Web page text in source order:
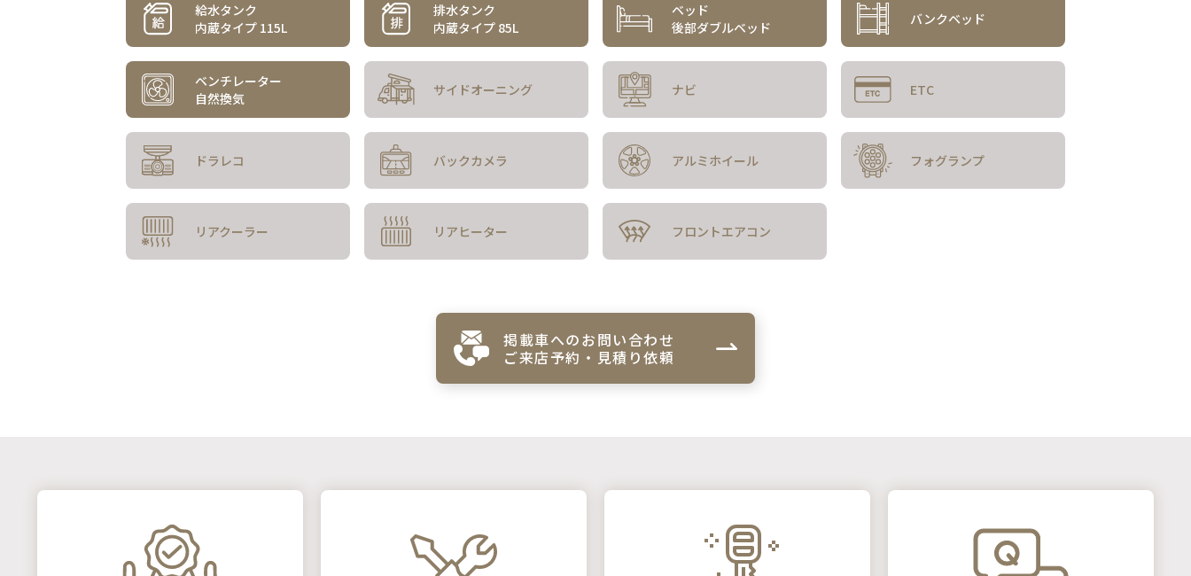
給水タンク
内蔵タイプ 115L
排水タンク
内蔵タイプ 85L
ベッド
後部ダブルベッド
バンクベッド
ベンチレーター
自然換気
サイドオーニング ナビ ETC
ドラレコ バックカメラ アルミホイール フォグランプ
リアクーラー リアヒーター フロントエアコン
掲載車へのお問い合わせ
ご来店予約・見積り依頼